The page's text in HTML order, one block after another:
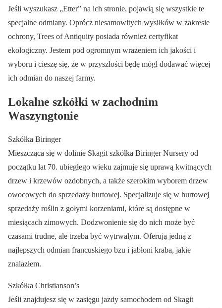
Jeśli wyszukasz „Etter” na ich stronie, pojawią się wszystkie te
specjalne odmiany. Oprócz niesamowitych wysiłków w zakresie
ochrony, Trees of Antiquity posiada również certyfikat
ekologiczny. Jestem pod ogromnym wrażeniem ich jakości i
wyboru i cieszę się, że w przyszłości będę mógł dodawać więcej
ich odmian do naszej farmy.
Lokalne szkółki w zachodnim
Waszyngtonie
Szkółka Biringer
Mieszcząca się w dolinie Skagit szkółka Biringer Nursery od
początku lat 70. ubiegłego wieku zajmuje się uprawą kwitnących
drzew i krzewów ozdobnych, a także szerokim wyborem drzew
owocowych do sprzedaży hurtowej. Specjalizuje się w hurtowej
sprzedaży roślin z gołymi korzeniami, które są dostępne w
miesiącach zimowych. Dodzwonienie się do nich może być
czasami trudne, ale trzeba być wytrwałym. Oferują jedną z
najlepszych odmian francuskiego bzu i jabłoni kraba, jakie
znalazłem.
Szkółka Christianson’s
Jeśli znajdujesz się w zasięgu jazdy samochodem od Skagit